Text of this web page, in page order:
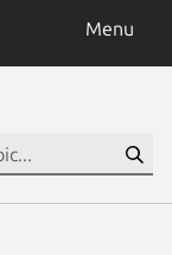
Menu